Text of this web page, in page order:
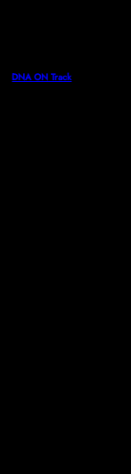
DNA ON Track